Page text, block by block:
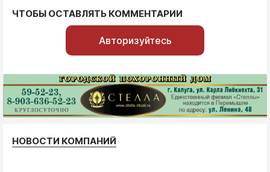
ЧТОБЫ ОСТАВЛЯТЬ КОММЕНТАРИИ
Авторизуйтесь
НОВОСТИ КОМПАНИЙ